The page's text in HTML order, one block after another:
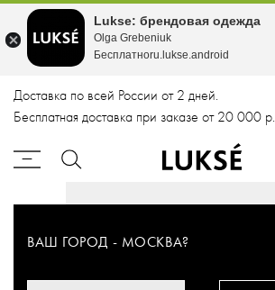
Доставка по всей России от 2 дней.
Бесплатная доставка при заказе от 20 000 р.
ВАШ ГОРОД - МОСКВА?
Lukse: брендовая одежда
Olga Grebeniuk
Бесплатноru.lukse.android